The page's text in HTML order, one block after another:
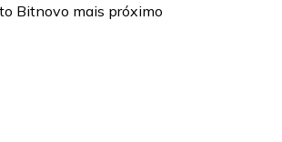
Bitnovo mais próximo